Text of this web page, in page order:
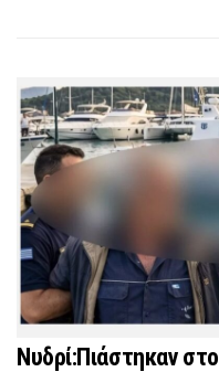
Νυδρί:Πιάστηκαν